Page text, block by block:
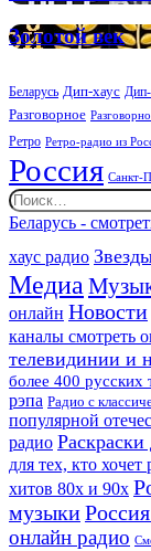
DEEP
Золотой
век
Золотой век
Беларусь Дип-хаус Дип-
Разговорное
Ретро Ретро-радио из
Россия Санкт-
Найти:
Беларусь -
хаус радио
Медиа
онлайн Новости
каналы смотреть
телевидинии и
более 400 русских
рэпа Радио с
популярной
радио Раскраски
для тех, кто хочет
хитов 80х и 90х
музыки
онлайн радио